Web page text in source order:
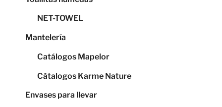
NET-TOWEL
Mantelería
Catálogos Mapelor
Cátalogos Karme Nature
Envases para llevar